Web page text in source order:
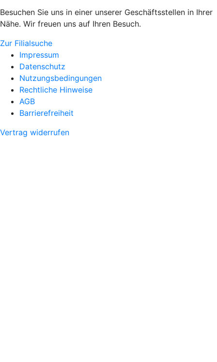
Besuchen Sie uns in einer unserer Geschäftsstellen in Ihrer
Nähe. Wir freuen uns auf Ihren Besuch.
Zur Filialsuche
Impressum
Datenschutz
Nutzungsbedingungen
Rechtliche Hinweise
AGB
Barrierefreiheit
Vertrag widerrufen